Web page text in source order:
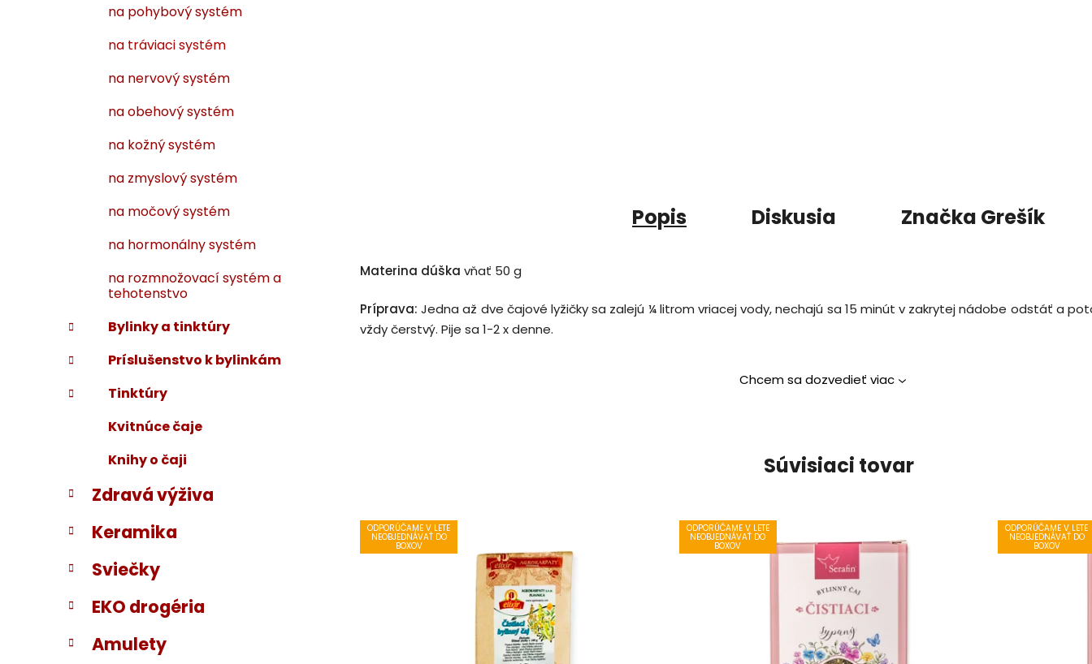
na pohybový systém
na tráviaci systém
na nervový systém
na obehový systém
na kožný systém
na zmyslový systém
na močový systém
na hormonálny systém
na rozmnožovací systém a
tehotenstvo
Bylinky a tinktúry
Príslušenstvo k bylinkám
Tinktúry
Kvitnúce čaje
Knihy o čaji
Zdravá výživa
Keramika
Sviečky
EKO drogéria
Amulety
Popis Diskusia Značka Grešík
Materina dúška vňať 50 g
Príprava:Jedna až dve čajové lyžičky sa zalejú ¼ litrom vriacej vody, nechajú sa 15 minút v zakrytej nádobe odstáť a
vždy čerstvý. Pije sa 1-2 x denne.
Chcem sa dozvedieť viac
Súvisiaci tovar
ODPORÚČAME V LETE
NEOBJEDNÁVAŤ DO
BOXOV
ODPORÚČAME V LETE
NEOBJEDNÁVAŤ DO
BOXOV
ODPORÚČAME V LETE
NEOBJEDNÁVAŤ DO
BOXOV